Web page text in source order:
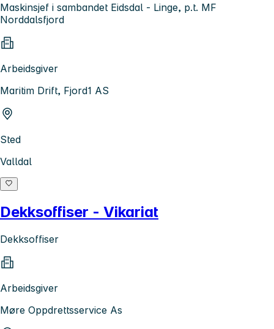
Maskinsjef i sambandet Eidsdal - Linge, p.t. MF
Norddalsfjord
Arbeidsgiver
Maritim Drift, Fjord1 AS
Sted
Valldal
Dekksoffiser - Vikariat
Dekksoffiser
Arbeidsgiver
Møre Oppdrettsservice As